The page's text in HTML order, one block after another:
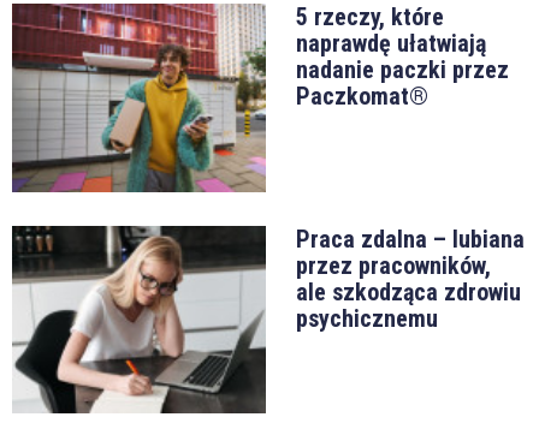
5 rzeczy, które
naprawdę ułatwiają
nadanie paczki przez
Paczkomat®
Praca zdalna – lubiana
przez pracowników,
ale szkodząca zdrowiu
psychicznemu